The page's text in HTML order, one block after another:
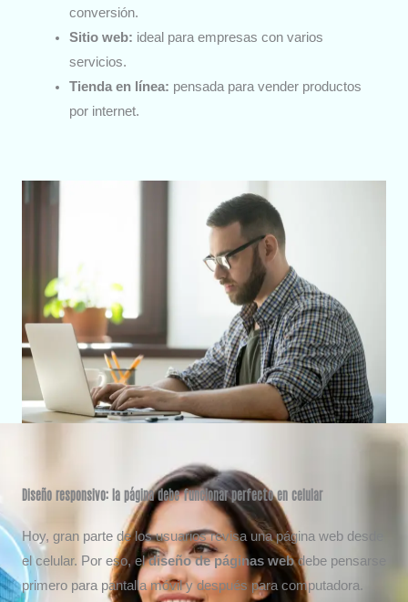
conversión.
Sitio web: ideal para empresas con varios
servicios.
Tienda en línea: pensada para vender productos
por internet.
Diseño responsivo: la página debe funcionar perfecto en celular
Hoy, gran parte de los usuarios revisa una página web desde
el celular. Por eso, eldiseño de páginas webdebe pensarse
primero para pantalla móvil y después para computadora.